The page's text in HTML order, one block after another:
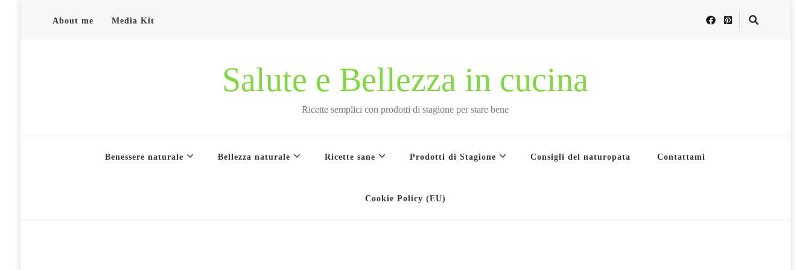
About me Media Kit
Salute e Bellezza in cucina
Ricette semplici con prodotti di stagione per stare bene
Benessere naturale Bellezza naturale Ricette sane Prodotti di Stagione Consigli del naturopata Contattami
Cookie Policy (EU)